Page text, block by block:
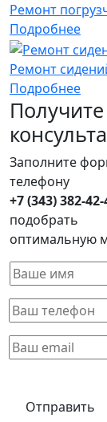
Ремонт
Подробнее
Ремонт
Подробнее
Получите
Заполните
телефону
+7 (343) 382-42-
подобрать
оптимальную
Отправить